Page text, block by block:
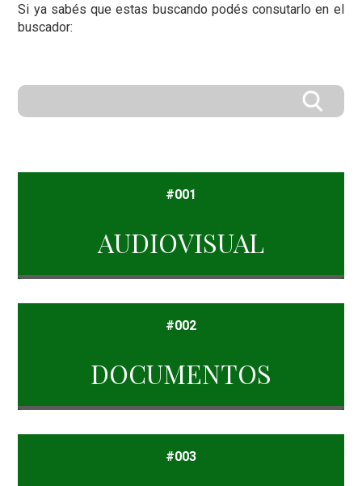
Si ya sabés que estas buscando podés consutarlo en el
buscador:
#001
AUDIOVISUAL
#002
DOCUMENTOS
#003